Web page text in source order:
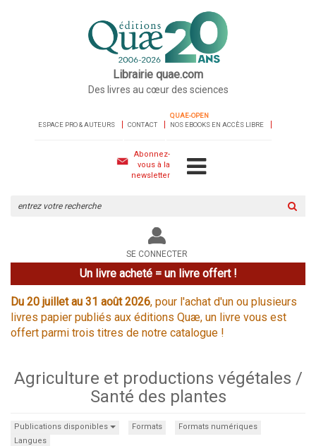
Librairie quae.com
Des livres au cœur des sciences
ESPACE PRO & AUTEURS CONTACT
QUAE-OPEN
NOS EBOOKS EN ACCÈS LIBRE
Abonnez-
vous à la
newsletter
le
site
SE CONNECTER
Un livre acheté = un livre offert !
Du 20 juillet au 31 août 2026, pour l'achat d'un ou plusieurs
livres papier publiés aux éditions Quæ, un livre vous est
offert parmi trois titres de notre catalogue !
Agriculture et productions végétales /
Santé des plantes
Publications disponibles Formats
Formats numériques
Langues